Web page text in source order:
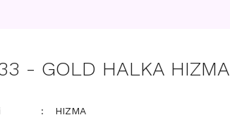
- GOLD HALKA HIZMA
HIZMA